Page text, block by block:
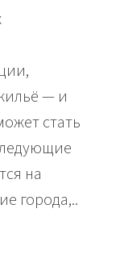
— и
стать
на
города,..